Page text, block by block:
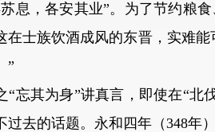
息，各安其业”。为了节约粮
在士族饮酒成风的东晋，实难
”
其为身”讲真言，即使在“北
过去的话题。永和四年（348年